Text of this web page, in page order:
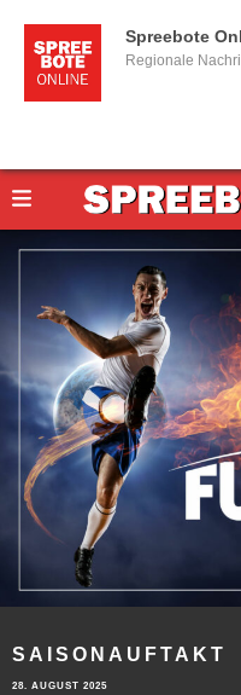
Spreebote
Regionale
SAISONAUFTAKT
28. AUGUST 2025